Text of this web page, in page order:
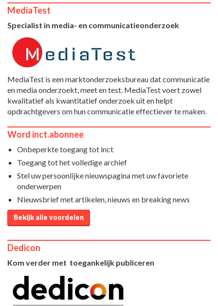
MediaTest
Specialist in media- en communicatieonderzoek
MediaTest is een marktonderzoeksbureau dat communicatie
en media onderzoekt, meet en test. MediaTest voert zowel
kwalitatief als kwantitatief onderzoek uit en helpt
opdrachtgevers om hun communicatie effectiever te maken.
Word inct.abonnee
Onbeperkte toegang tot inct
Toegang tot het volledige archief
Stel uw persoonlijke nieuwspagina met uw favoriete
onderwerpen
Nieuwsbrief met artikelen, nieuws en breaking news
Bekijk alle voordelen
Dedicon
Kom verder met toegankelijk publiceren